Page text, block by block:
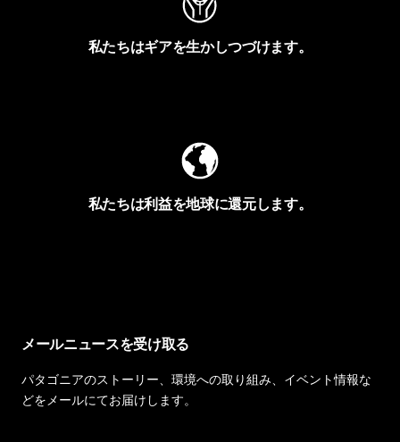
私たちはギアを生かしつづけます。
私たちは利益を地球に還元します。
メールニュースを受け取る
パタゴニアのストーリー、環境への取り組み、イベント情報な
どをメールにてお届けします。